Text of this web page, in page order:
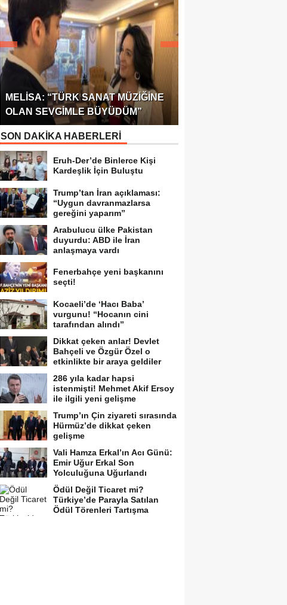
MELISA: “TÜRK SANAT MÜZIĞINE
OLAN SEVGIMLE BÜYÜDÜM”
SON DAKİKA HABERLERİ
Eruh-Der’de Binlerce Kişi
Kardeşlik İçin Buluştu
Trump’tan İran açıklaması:
“Uygun davranmazlarsa
gereğini yaparım”
Arabulucu ülke Pakistan
duyurdu: ABD ile İran
anlaşmaya vardı
Fenerbahçe yeni başkanını
seçti!
Kocaeli’de ‘Hacı Baba’
vurgunu! “Hocanın cini
tarafından alındı”
Dikkat çeken anlar! Devlet
Bahçeli ve Özgür Özel o
etkinlikte bir araya geldiler
286 yıla kadar hapsi
istenmişti! Mehmet Akif Ersoy
ile ilgili yeni gelişme
Trump’ın Çin ziyareti sırasında
Hürmüz’de dikkat çeken
gelişme
Vali Hamza Erkal’ın Acı Günü:
Emir Uğur Erkal Son
Yolculuğuna Uğurlandı
Ödül Değil Ticaret mi?
Türkiye’de Parayla Satılan
Ödül Törenleri Tartışma